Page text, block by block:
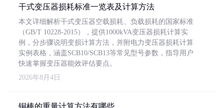
干式变压器损耗标准一览表及计算方法
本文详细解析干式变压器空载损耗、负载损耗的国家标准
（GB/T 10228-2015），提供1000kVA变压器损耗计算实
例，分步骤说明变损计算方法，并附电力变压器损耗计算
实例表格，涵盖SCB10/SCB13等常见型号参数，指导用户
快速掌握变压器能效评估要点。
2026年8月4日
铜棒的重量计算方法有哪些